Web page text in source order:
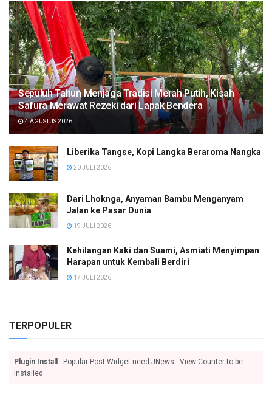
Sepuluh Tahun Menjaga Tradisi Merah Putih, Kisah
Safura Merawat Rezeki dari Lapak Bendera
4 AGUSTUS 2026
Liberika Tangse, Kopi Langka Beraroma Nangka
20 JULI 2026
Dari Lhoknga, Anyaman Bambu Menganyam
Jalan ke Pasar Dunia
19 JULI 2026
Kehilangan Kaki dan Suami, Asmiati Menyimpan
Harapan untuk Kembali Berdiri
17 JULI 2026
TERPOPULER
Plugin Install
: Popular Post Widget need JNews - View Counter to be
installed